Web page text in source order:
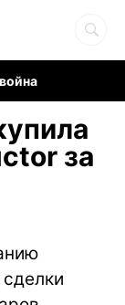
за